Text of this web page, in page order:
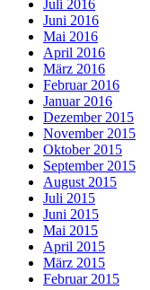
Juli 2016
Juni 2016
Mai 2016
April 2016
März 2016
Februar 2016
Januar 2016
Dezember 2015
November 2015
Oktober 2015
September 2015
August 2015
Juli 2015
Juni 2015
Mai 2015
April 2015
März 2015
Februar 2015